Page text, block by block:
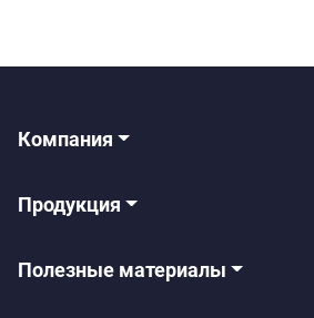
Компания
Продукция
Полезные материалы